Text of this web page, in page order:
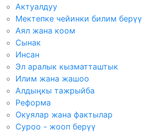
Актуалдуу
Мектепке чейинки билим берүү
Аял жана коом
Сынак
Инсан
Эл аралык кызматташтык
Илим жана жашоо
Алдыңкы тажрыйба
Реформа
Окуялар жана фактылар
Суроо - жооп берүү